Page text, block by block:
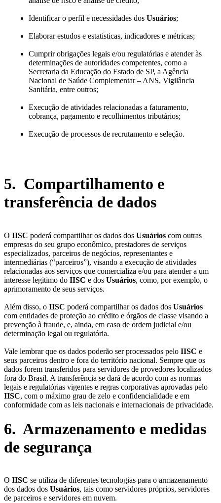
Identificar o perfil e necessidades dos Usuários;
Elaborar estudos e estatísticas, indicadores e métricas;
Cumprir obrigações legais e/ou regulatórias e atender às
determinações de autoridades competentes, como a
Secretaria da Educação do Estado de SP, a Agência
Nacional de Saúde Complementar – ANS, Vigilância
Sanitária, entre outros;
Execução de atividades relacionadas a faturamento,
cobrança, pagamento e recolhimentos tributários;
Execução de processos de recrutamento e seleção.
5. Compartilhamento e
transferência de dados
O IISC poderá compartilhar os dados dos Usuários com outras
empresas do seu grupo econômico, prestadores de serviços
especializados, parceiros de negócios, representantes e
intermediárias (“parceiros”), visando a execução de atividades
relacionadas aos serviços que comercializa e/ou para atender a um
interesse legitimo do IISC e dos Usuários, como, por exemplo, o
aprimoramento de seus serviços.
Além disso, o IISC poderá compartilhar os dados dos Usuários
com entidades de proteção ao crédito e órgãos de classe visando a
prevenção à fraude, e, ainda, em caso de ordem judicial e/ou
determinação legal ou regulatória.
Vale lembrar que os dados poderão ser processados pelo IISC e
seus parceiros dentro e fora do território nacional. Sempre que os
dados forem transferidos para servidores de provedores localizados
fora do Brasil. A transferência se dará de acordo com as normas
legais e regulatórias vigentes e regras corporativas aprovadas pelo
IISC, com o máximo grau de zelo e confidencialidade e em
conformidade com as leis nacionais e internacionais de privacidade.
6. Armazenamento e medidas
de segurança
O IISC se utiliza de diferentes tecnologias para o armazenamento
dos dados dos Usuários, tais como servidores próprios, servidores
de parceiros e servidores em nuvem.